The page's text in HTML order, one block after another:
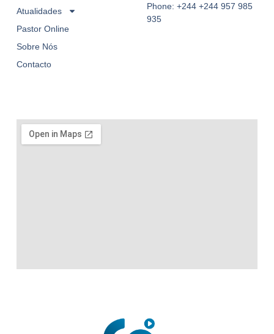
Atualidades
Pastor Online
Sobre Nós
Contacto
Phone: +244 +244 957 985
935